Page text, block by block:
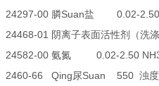
24297-00 膦Suan盐 0.02-2.50
24468-01
阴离子表面活性剂（洗涤
24582-00 氨氮 0.02-2.50
2460-66 Qing尿Suan 550 浊